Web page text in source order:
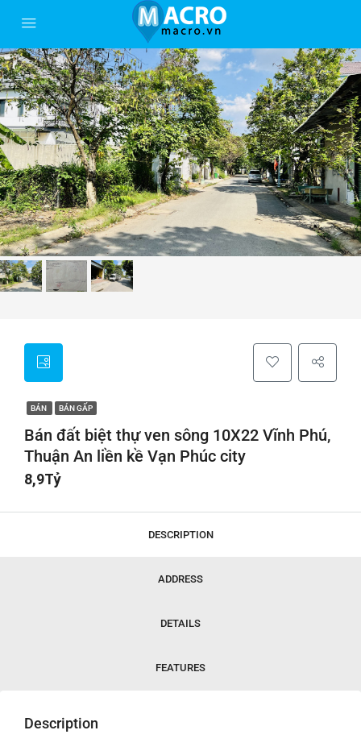
BÁN BÁN GẤP
Bán đất biệt thự ven sông 10X22 Vĩnh Phú,
Thuận An liền kề Vạn Phúc city
8,9Tỷ
DESCRIPTION
ADDRESS
DETAILS
FEATURES
Description